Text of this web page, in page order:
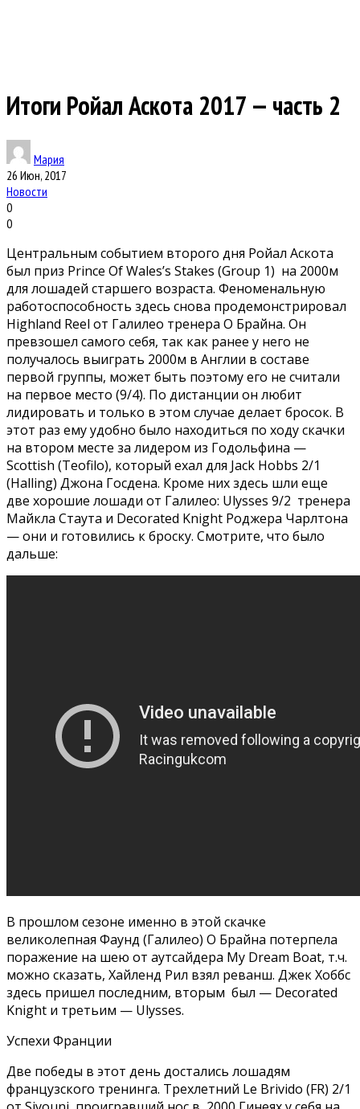
Итоги Ройал Аскота 2017 — часть 2
Мария
26 Июн, 2017
Новости
0
0
Центральным событием второго дня Ройал Аскота
был приз Prince Of Wales’s Stakes (Group 1) на 2000м
для лошадей старшего возраста. Феноменальную
работоспособность здесь снова продемонстрировал
Highland Reel от Галилео тренера О Брайна. Он
превзошел самого себя, так как ранее у него не
получалось выиграть 2000м в Англии в составе
первой группы, может быть поэтому его не считали
на первое место (9/4). По дистанции он любит
лидировать и только в этом случае делает бросок. В
этот раз ему удобно было находиться по ходу скачки
на втором месте за лидером из Годольфина —
Scottish (Teofilo), который ехал для Jack Hobbs 2/1
(Halling) Джона Госдена. Кроме них здесь шли еще
две хорошие лошади от Галилео: Ulysses 9/2 тренера
Майкла Стаута и Decorated Knight Роджера Чарлтона
— они и готовились к броску. Смотрите, что было
дальше:
В прошлом сезоне именно в этой скачке
великолепная Фаунд (Галилео) О Брайна потерпела
поражение на шею от аутсайдера My Dream Boat, т.ч.
можно сказать, Хайленд Рил взял реванш. Джек Хоббс
здесь пришел последним, вторым был — Decorated
Knight и третьим — Ulysses.
Успехи Франции
Две победы в этот день достались лошадям
французского тренинга. Трехлетний Le Brivido (FR) 2/1